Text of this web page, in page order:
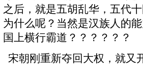
之后，就是五胡乱华，五代
为什么呢？当然是汉族人的
国上横行霸道？？？？？？
宋朝刚重新夺回大权，就又